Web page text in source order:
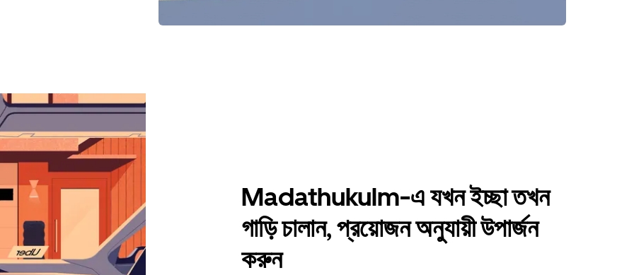
Madathukulm-এ যখন ইচ্ছা তখন
গাড়ি চালান, প্রয়োজন অনুযায়ী উপার্জন
করুন